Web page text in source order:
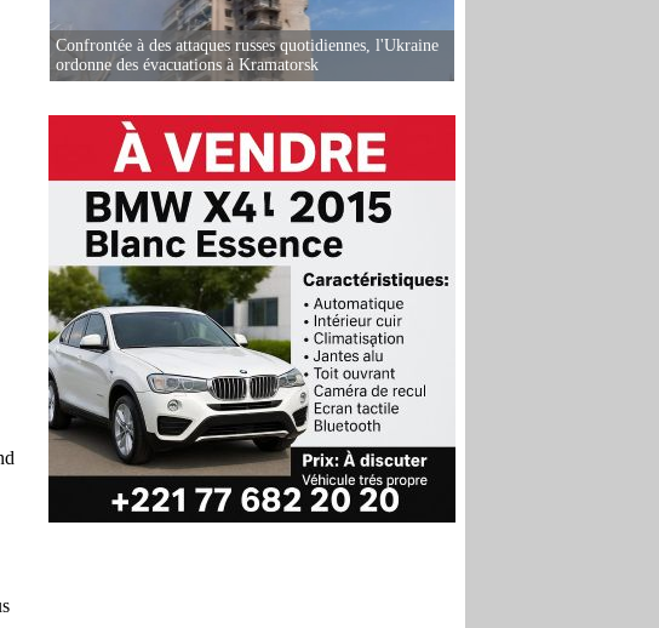
Confrontée à des attaques russes quotidiennes, l'Ukraine
ordonne des évacuations à Kramatorsk